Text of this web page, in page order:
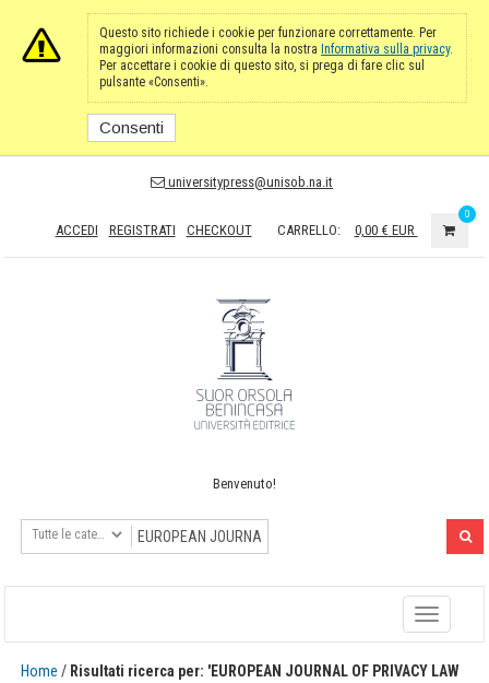
Questo sito richiede i cookie per funzionare correttamente. Per
maggiori informazioni consulta la nostra Informativa sulla privacy.
Per accettare i cookie di questo sito, si prega di fare clic sul
pulsante «Consenti».
Consenti
universitypress@unisob.na.it
ACCEDI REGISTRATI CHECKOUT CARRELLO: 0,00 € EUR
0
Benvenuto!
Toggle
navigation
Home / Risultati ricerca per: 'EUROPEAN JOURNAL OF PRIVACY LAW